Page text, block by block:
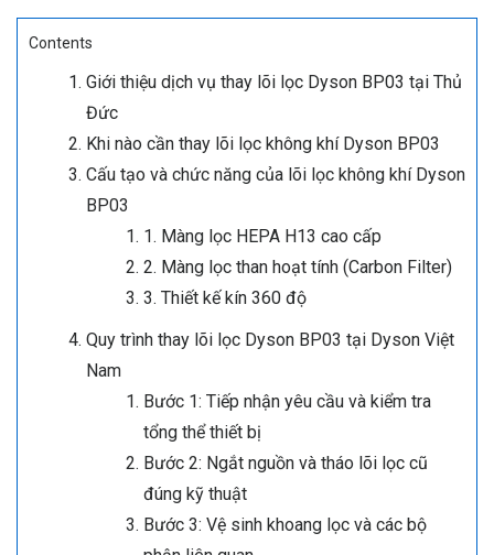
Contents
Giới thiệu dịch vụ thay lõi lọc Dyson BP03 tại Thủ
Đức
Khi nào cần thay lõi lọc không khí Dyson BP03
Cấu tạo và chức năng của lõi lọc không khí Dyson
BP03
1. Màng lọc HEPA H13 cao cấp
2. Màng lọc than hoạt tính (Carbon Filter)
3. Thiết kế kín 360 độ
Quy trình thay lõi lọc Dyson BP03 tại Dyson Việt
Nam
Bước 1: Tiếp nhận yêu cầu và kiểm tra
tổng thể thiết bị
Bước 2: Ngắt nguồn và tháo lõi lọc cũ
đúng kỹ thuật
Bước 3: Vệ sinh khoang lọc và các bộ